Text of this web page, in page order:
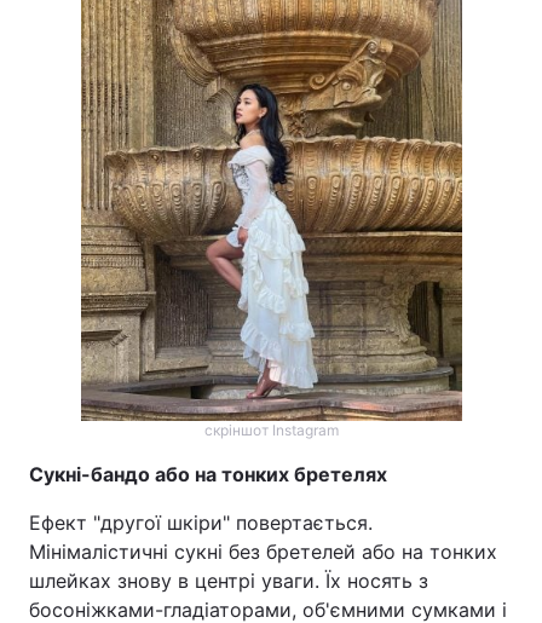
скріншот Instagram
Сукні-бандо або на тонких бретелях
Ефект "другої шкіри" повертається.
Мінімалістичні сукні без бретелей або на тонких
шлейках знову в центрі уваги. Їх носять з
босоніжками-гладіаторами, об'ємними сумками і